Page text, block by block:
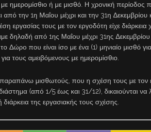
ημερομίσθιο ή με μισθό. Η χρονική περίοδος
από την 1η Μαΐου μέχρι και την 31η Δεκεμβρίου
εργασίας τους με τον εργοδότη είχε
δηλαδή από 1ης Μαΐου μέχρι 31ης Δεκεμβρίου
Δώρο που είναι ίσο με ένα (1) μηνιαίο μισθό
τους αμειβόμενους με ημερομίσθιο.
μισθωτούς, που η σχέση τους με τον
(από 1/5 έως και 31/12), δικαιούνται
της εργασιακής τους σχέσης.